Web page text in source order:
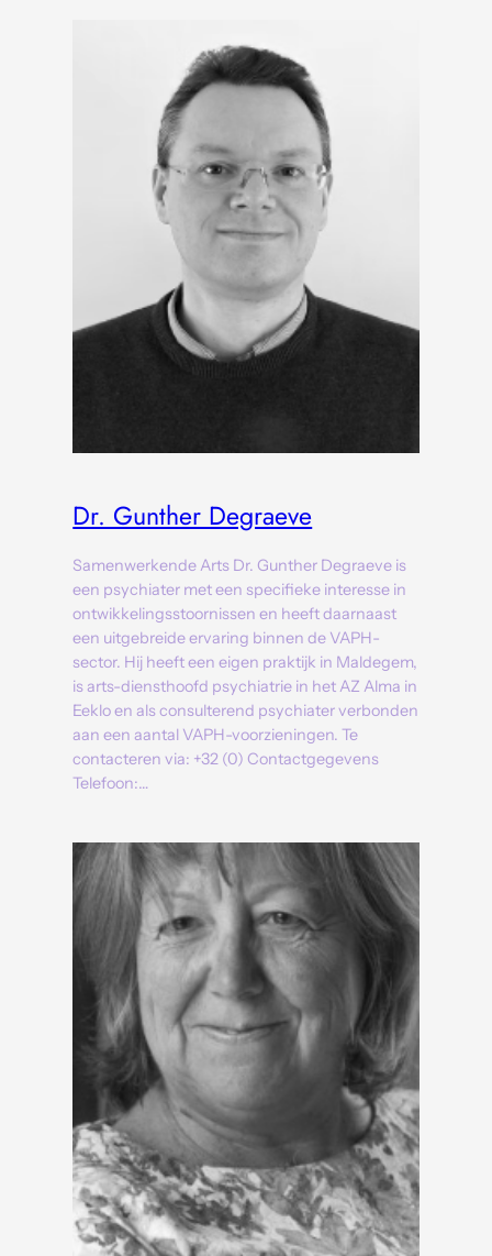
Dr. Gunther Degraeve
Samenwerkende Arts Dr. Gunther Degraeve is
een psychiater met een specifieke interesse in
ontwikkelingsstoornissen en heeft daarnaast
een uitgebreide ervaring binnen de VAPH-
sector. Hij heeft een eigen praktijk in Maldegem,
is arts-diensthoofd psychiatrie in het AZ Alma in
Eeklo en als consulterend psychiater verbonden
aan een aantal VAPH-voorzieningen. Te
contacteren via: +32 (0) Contactgegevens
Telefoon:…